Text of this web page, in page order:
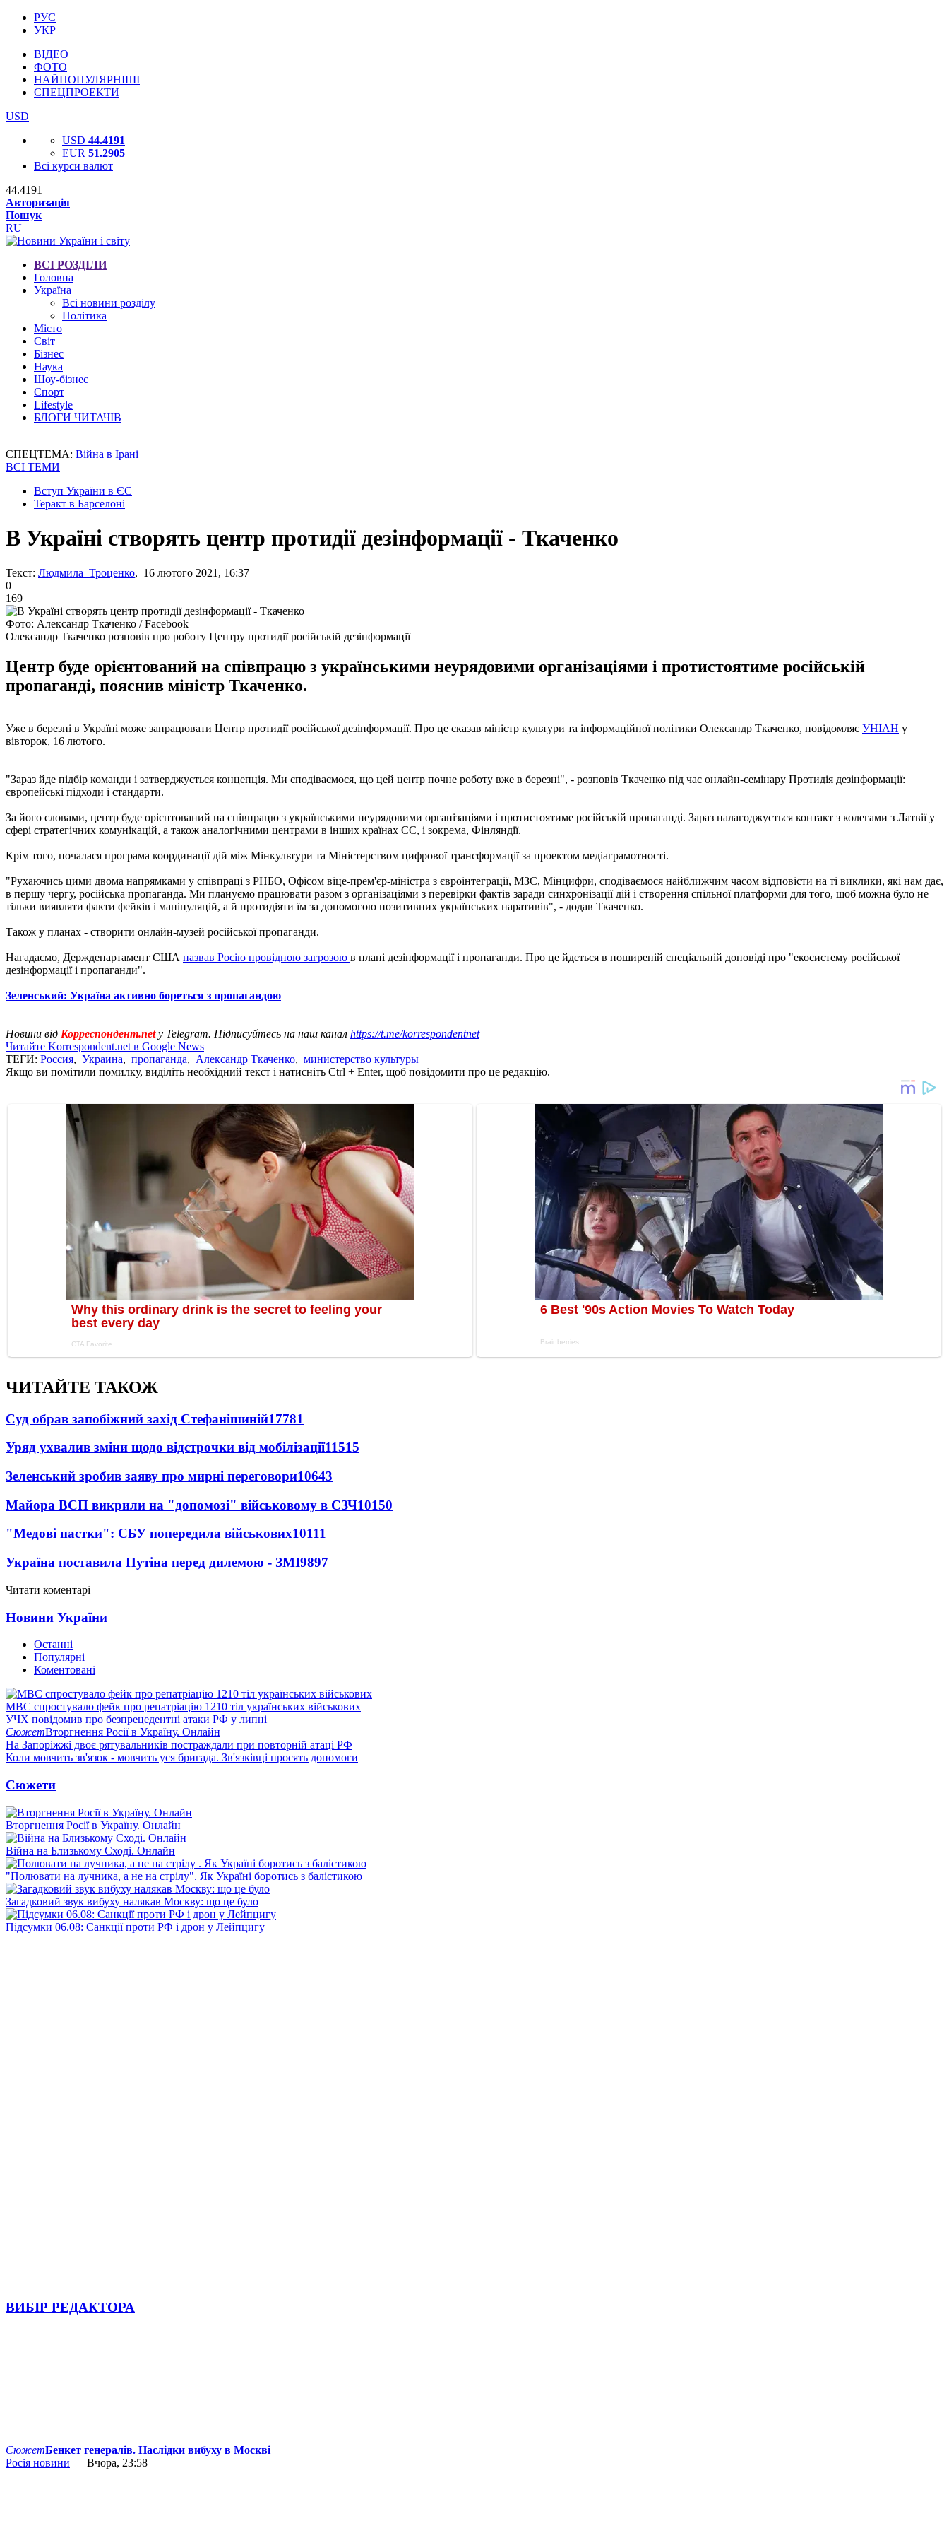
РУС
УКР
ВІДЕО
ФОТО
НАЙПОПУЛЯРНІШІ
СПЕЦПРОЕКТИ
USD
USD 44.4191
EUR 51.2905
Всі курси валют
44.4191
Авторизація
Пошук
RU
ВСІ РОЗДІЛИ
Головна
Україна
Всі новини розділу
Політика
Місто
Світ
Бізнес
Наука
Шоу-бізнес
Спорт
Lifestyle
БЛОГИ ЧИТАЧІВ
СПЕЦТЕМА: Війна в Ірані
ВСІ ТЕМИ
Вступ України в ЄС
Теракт в Барселоні
В Україні створять центр протидії дезінформації - Ткаченко
Текст: Людмила Троценко, 16 лютого 2021, 16:37
0
169
Фото: Александр Ткаченко / Facebook
Олександр Ткаченко розповів про роботу Центру протидії російській дезінформації
Центр буде орієнтований на співпрацю з українськими неурядовими організаціями і протистоятиме російській
пропаганді, пояснив міністр Ткаченко.
Уже в березні в Україні може запрацювати Центр протидії російської дезінформації. Про це сказав міністр культури та інформаційної політики Олександр Ткаченко, повідомляє УНІАН у
вівторок, 16 лютого.
"Зараз йде підбір команди і затверджується концепція. Ми сподіваємося, що цей центр почне роботу вже в березні", - розповів Ткаченко під час онлайн-семінару Протидія дезінформації:
європейські підходи і стандарти.
За його словами, центр буде орієнтований на співпрацю з українськими неурядовими організаціями і протистоятиме російській пропаганді. Зараз налагоджується контакт з колегами з Латвії у
сфері стратегічних комунікацій, а також аналогічними центрами в інших країнах ЄС, і зокрема, Фінляндії.
Крім того, почалася програма координації дій між Мінкультури та Міністерством цифрової трансформації за проектом медіаграмотності.
"Рухаючись цими двома напрямками у співпраці з РНБО, Офісом віце-прем'єр-міністра з євроінтеграції, МЗС, Мінцифри, сподіваємося найближчим часом відповісти на ті виклики, які нам дає,
в першу чергу, російська пропаганда. Ми плануємо працювати разом з організаціями з перевірки фактів заради синхронізації дій і створення спільної платформи для того, щоб можна було не
тільки виявляти факти фейків і маніпуляцій, а й протидіяти їм за допомогою позитивних українських наративів", - додав Ткаченко.
Також у планах - створити онлайн-музей російської пропаганди.
Нагадаємо, Держдепартамент CША назвав Росію провідною загрозою в плані дезінформації і пропаганди. Про це йдеться в поширеній спеціальній доповіді про "екосистему російської
дезінформації і пропаганди".
Зеленський: Україна активно бореться з пропагандою
Новини від Корреспондент.netу Telegram. Підписуйтесь на наш канал https://t.me/korrespondentnet
Читайте Korrespondent.net в Google News
ТЕГИ: Россия, Украина, пропаганда, Александр Ткаченко, министерство культуры
Якщо ви помітили помилку, виділіть необхідний текст і натисніть Ctrl + Enter, щоб повідомити про це редакцію.
ЧИТАЙТЕ ТАКОЖ
Суд обрав запобіжний захід Стефанішиній17781
Уряд ухвалив зміни щодо відстрочки від мобілізації11515
Зеленський зробив заяву про мирні переговори10643
Майора ВСП викрили на "допомозі" військовому в СЗЧ10150
"Медові пастки": СБУ попередила військових10111
Україна поставила Путіна перед дилемою - ЗМІ9897
Читати коментарі
Новини України
Останні
Популярні
Коментовані
МВС спростувало фейк про репатріацію 1210 тіл українських військових
УЧХ повідомив про безпрецедентні атаки РФ у липні
СюжетВторгнення Росії в Україну. Онлайн
На Запоріжжі двоє рятувальників постраждали при повторній атаці РФ
Коли мовчить зв'язок - мовчить уся бригада. Зв'язківці просять допомоги
Сюжети
Вторгнення Росії в Україну. Онлайн
Війна на Близькому Сході. Онлайн
"Полювати на лучника, а не на стрілу". Як Україні боротись з балістикою
Загадковий звук вибуху налякав Москву: що це було
Підсумки 06.08: Санкції проти РФ і дрон у Лейпцигу
ВИБІР РЕДАКТОРА
СюжетБенкет генералів. Наслідки вибуху в Москві
Росія новини — Вчора, 23:58